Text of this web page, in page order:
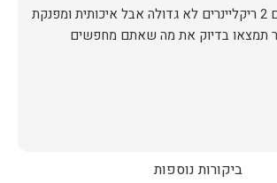
תמצאו בדיוק את מה שאתם מחפשים
ביקורות נוספות